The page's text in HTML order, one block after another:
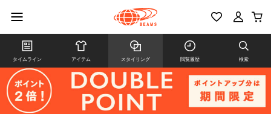
タイムライン アイテム スタイリング 閲覧履歴 検索